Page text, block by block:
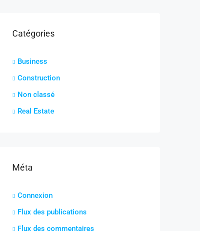
Catégories
Business
Construction
Non classé
Real Estate
Méta
Connexion
Flux des publications
Flux des commentaires